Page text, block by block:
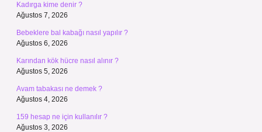
Kadırga kime denir ?
Ağustos 7, 2026
Bebeklere bal kabağı nasıl yapılır ?
Ağustos 6, 2026
Karından kök hücre nasıl alınır ?
Ağustos 5, 2026
Avam tabakası ne demek ?
Ağustos 4, 2026
159 hesap ne için kullanılır ?
Ağustos 3, 2026